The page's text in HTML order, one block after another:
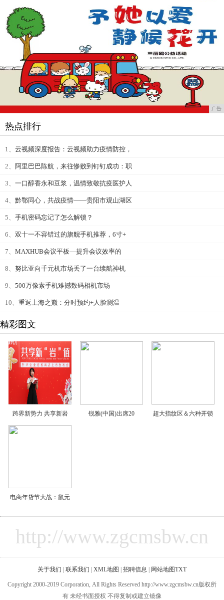
广告
热点排行
1、 云视频深度报告：云视频助力疫情防控，
2、 阿里巴巴陈航，来往惨败到钉钉成功：职
3、 一口醇香永和豆浆，温情致敬抗疫医护人
4、 黔鄂同心，共战疫情——贵阳市观山湖区
5、 手机密码忘记了怎么解锁？
6、 双十一不容错过的旗舰手机推荐，6寸+
7、 MAXHUB会议平板—提升会议效率的
8、 努比亚向千元机市场丢了一台续航神机
9、 500万像素手机难撼数码相机市场
10、 重返上海之巅：分时预约+人脸测温
精彩图文
跨界新势力 共享新岩 锐雅(中国)出席20 超大指纹区＆六种开锁
电商年货节大战：鼠元
http://www.zgcmsbw.cn
关于我们 | 联系我们 | XML地图 | 招聘信息 | 网站地图TXT
Copyright 2000-2019 Corporation, All Rights Reserved http://www.zgcmsbw.cn版权所
有 未经书面授权 不得复制或建立镜像